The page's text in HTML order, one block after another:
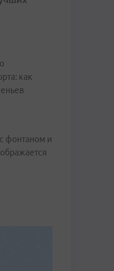
как
фонтаном и